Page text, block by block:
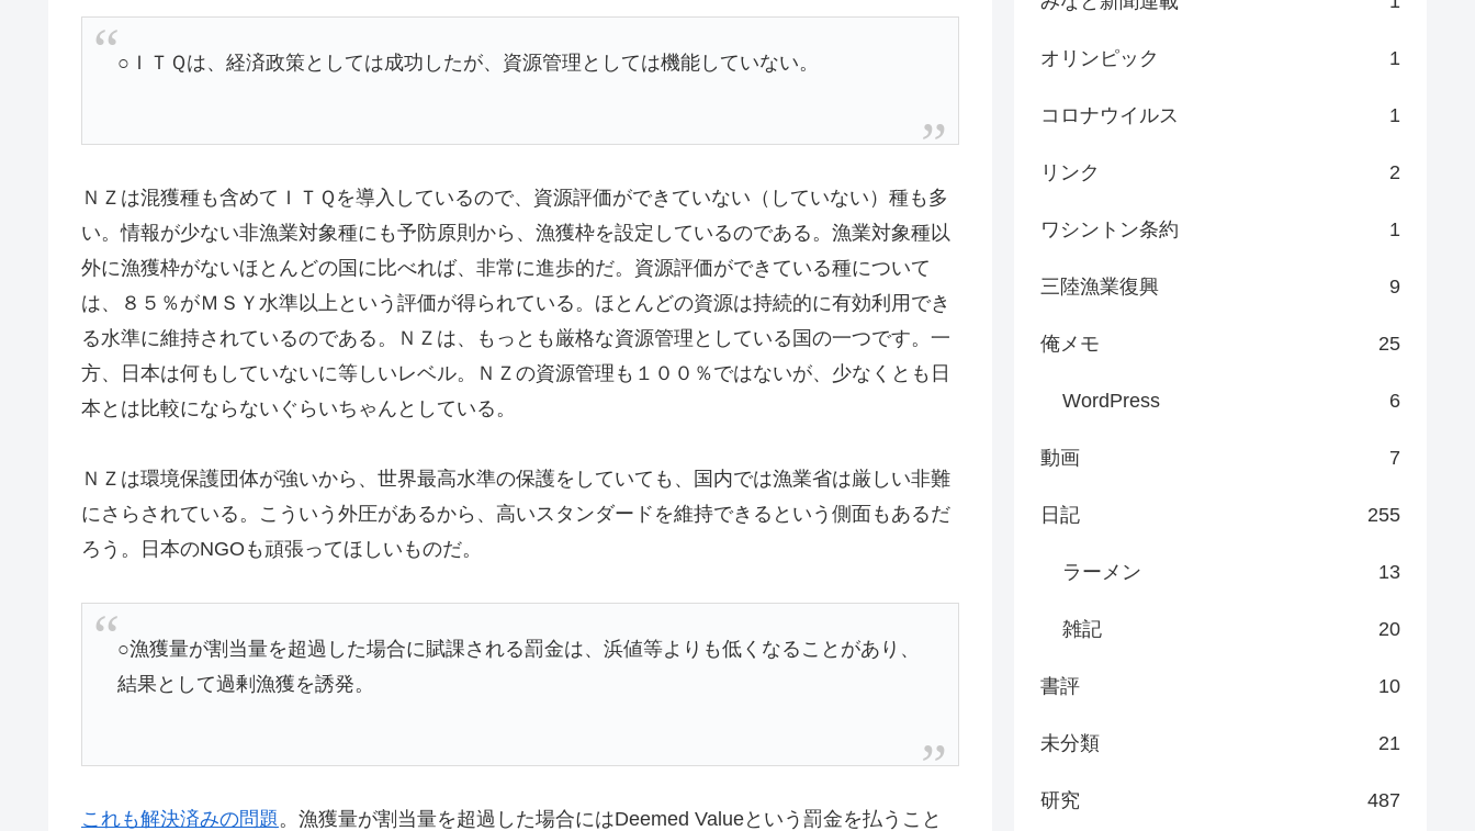
○ＩＴＱは、経済政策としては成功したが、資源管理としては機能していない。
ＮＺは混獲種も含めてＩＴＱを導入しているので、資源評価ができていない（していない）種も多
い。情報が少ない非漁業対象種にも予防原則から、漁獲枠を設定しているのである。漁業対象種以
外に漁獲枠がないほとんどの国に比べれば、非常に進歩的だ。資源評価ができている種について
は、８５％がＭＳＹ水準以上という評価が得られている。ほとんどの資源は持続的に有効利用でき
る水準に維持されているのである。ＮＺは、もっとも厳格な資源管理としている国の一つです。一
方、日本は何もしていないに等しいレベル。ＮＺの資源管理も１００％ではないが、少なくとも日
本とは比較にならないぐらいちゃんとしている。
ＮＺは環境保護団体が強いから、世界最高水準の保護をしていても、国内では漁業省は厳しい非難
にさらされている。こういう外圧があるから、高いスタンダードを維持できるという側面もあるだ
ろう。日本のNGOも頑張ってほしいものだ。
○漁獲量が割当量を超過した場合に賦課される罰金は、浜値等よりも低くなることがあり、
結果として過剰漁獲を誘発。
これも解決済みの問題 。漁獲量が割当量を超過した場合にはDeemed Valueという罰金を払うこと
オリンピック 1
コロナウイルス 1
リンク 2
ワシントン条約 1
三陸漁業復興 9
俺メモ 25
WordPress 6
動画 7
日記 255
ラーメン 13
雑記 20
書評 10
未分類 21
研究 487